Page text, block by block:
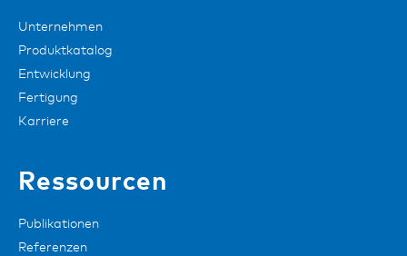
Unternehmen
Produktkatalog
Entwicklung
Fertigung
Karriere
Ressourcen
Publikationen
Referenzen